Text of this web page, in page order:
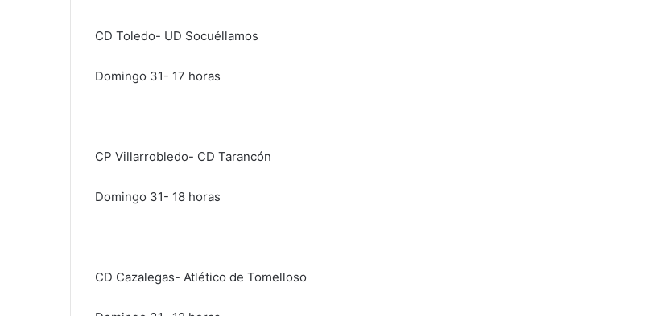
CD Toledo- UD Socuéllamos
Domingo 31- 17 horas
CP Villarrobledo- CD Tarancón
Domingo 31- 18 horas
CD Cazalegas- Atlético de Tomelloso